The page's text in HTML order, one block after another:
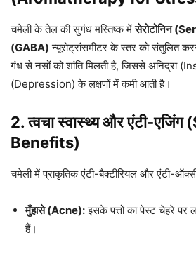
चमेली के तेल की सुगंध मस्तिष्क मेंसेरोटोनिन
(GABA) न्यूरोट्रांसमीटर के स्तर को संतुलित
गंध से नसों को शांति मिलती है, जिससे अनिद्रा
(Depression) के लक्षणों में कमी आती है।
2. त्वचा स्वास्थ्य और एंटी-
Benefits)
चमेली में प्राकृतिक एंटी-बैक्टीरियल और एंटी-
मुँहासे (Acne):इसके पत्तों का पेस्ट चेहरे पर
हैं।